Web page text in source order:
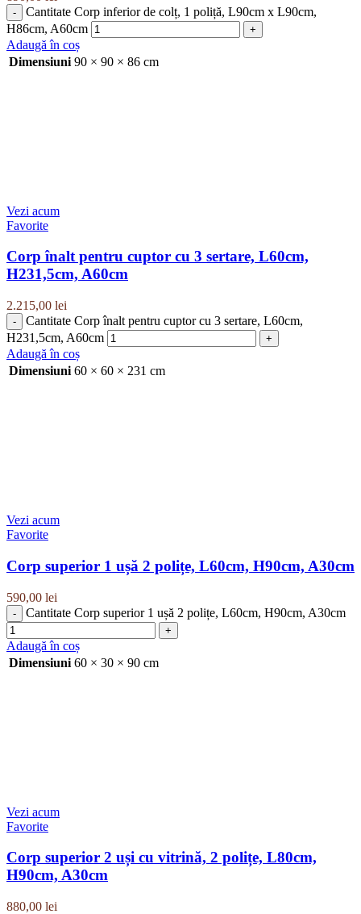
Cantitate Corp inferior de colț, 1 poliță, L90cm x L90cm,
H86cm, A60cm
Adaugă în coș
Dimensiuni 90 × 90 × 86 cm
Vezi acum
Favorite
Corp înalt pentru cuptor cu 3 sertare, L60cm,
H231,5cm, A60cm
2.215,00 lei
Cantitate Corp înalt pentru cuptor cu 3 sertare, L60cm,
H231,5cm, A60cm
Adaugă în coș
Dimensiuni 60 × 60 × 231 cm
Vezi acum
Favorite
Corp superior 1 ușă 2 polițe, L60cm, H90cm, A30cm
590,00 lei
Cantitate Corp superior 1 ușă 2 polițe, L60cm, H90cm, A30cm
Adaugă în coș
Dimensiuni 60 × 30 × 90 cm
Vezi acum
Favorite
Corp superior 2 uși cu vitrină, 2 polițe, L80cm,
H90cm, A30cm
880,00 lei